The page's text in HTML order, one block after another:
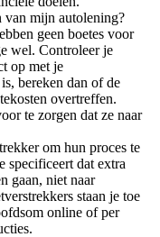
van mijn autolening?
geen boetes voor
wel. Controleer je
op met je
bereken dan of de
overtreffen.
te zorgen dat ze naar
om hun proces te
specificeert dat extra
gaan, niet naar
staan je toe
online of per